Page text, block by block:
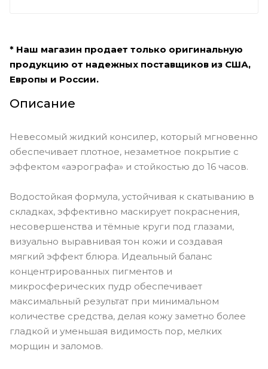
* Наш магазин продает только оригинальную
продукцию от надежных поставщиков из США,
Европы и России.
Описание
Невесомый жидкий консилер, который мгновенно
обеспечивает плотное, незаметное покрытие с
эффектом «аэрографа» и стойкостью до 16 часов.
Водостойкая формула, устойчивая к скатыванию в
складках, эффективно маскирует покраснения,
несовершенства и тёмные круги под глазами,
визуально выравнивая тон кожи и создавая
мягкий эффект блюра. Идеальный баланс
концентрированных пигментов и
микросферических пудр обеспечивает
максимальный результат при минимальном
количестве средства, делая кожу заметно более
гладкой и уменьшая видимость пор, мелких
морщин и заломов.